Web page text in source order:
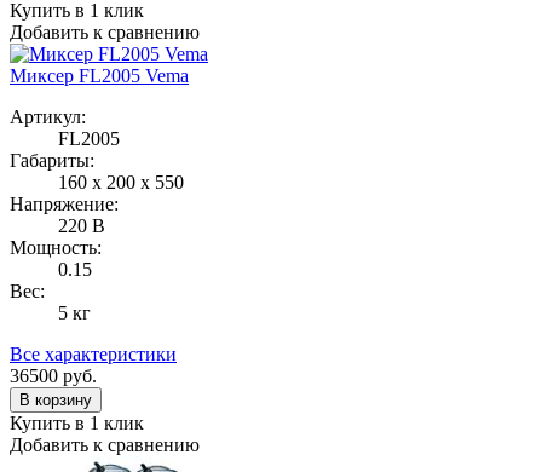
Купить в 1 клик
Добавить к сравнению
Миксер FL2005 Vema
Артикул:
FL2005
Габариты:
160 x 200 x 550
Напряжение:
220 В
Мощность:
0.15
Вес:
5 кг
Все характеристики
36500 руб.
В корзину
Купить в 1 клик
Добавить к сравнению